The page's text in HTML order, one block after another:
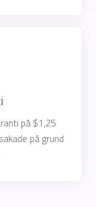
på $1,25
på grund